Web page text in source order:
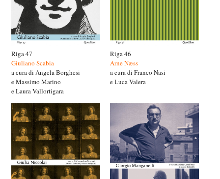
Riga 47
Giuliano Scabia
a cura di Angela Borghesi
e Massimo Marino
e Laura Vallortigara
Riga 46
Arne Næss
a cura di Franco Nasi
e Luca Valera